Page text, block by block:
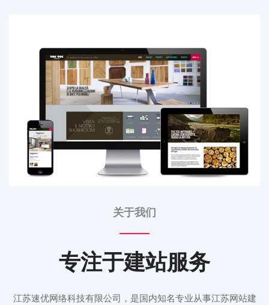
关于我们
专注于建站服务
江苏速优网络科技有限公司，是国内知名专业从事江苏网站建